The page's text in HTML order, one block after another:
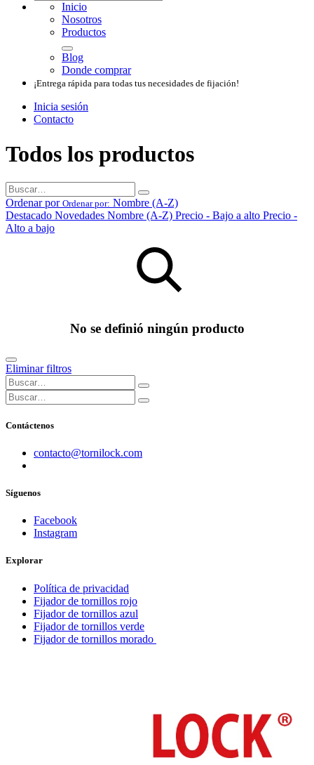
Inicio
Nosotros​
Productos
Blog
Donde comprar
¡Entrega rápida para todas tus necesidades de fijación!
Inicia sesión
Contacto
Todos los productos
Ordenar por Ordenar por: Nombre (A-Z)
Destacado Novedades Nombre (A-Z) Precio - Bajo a alto Precio -
Alto a bajo
No se definió ningún producto
Eliminar filtros
Contáctenos
​contacto@tornilock.com
Síguenos
Facebook
Instagram
Explorar
Política de privacidad
Fijador de tornillos rojo
Fijador de tornillos azul
Fijador de tornillos verde
Fijador de tornillos morado